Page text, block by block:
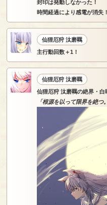
封印は発動しなかった！
時間経過により感電が消失！
仙狸厄狩 汰磨羈
主行動回数＋1！
仙狸厄狩 汰磨羈
仙狸厄狩 汰磨羈の絶界・白
「根源を以って限界を絶つ